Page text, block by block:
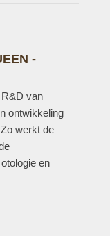
-
van
ontwikkeling
werkt de
en